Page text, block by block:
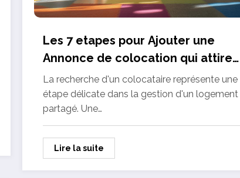
Les 7 etapes pour Ajouter une
Annonce de colocation qui attire
les bons profils
La recherche d'un colocataire représente une
étape délicate dans la gestion d'un logement
partagé. Une…
Lire la suite